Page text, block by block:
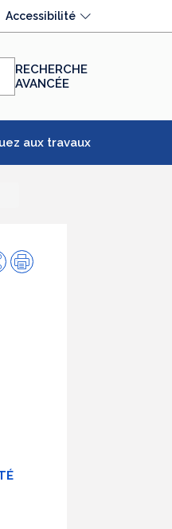
Accessibilité
RECHERCHE
AVANCÉE
aux travaux
PartagerImpression